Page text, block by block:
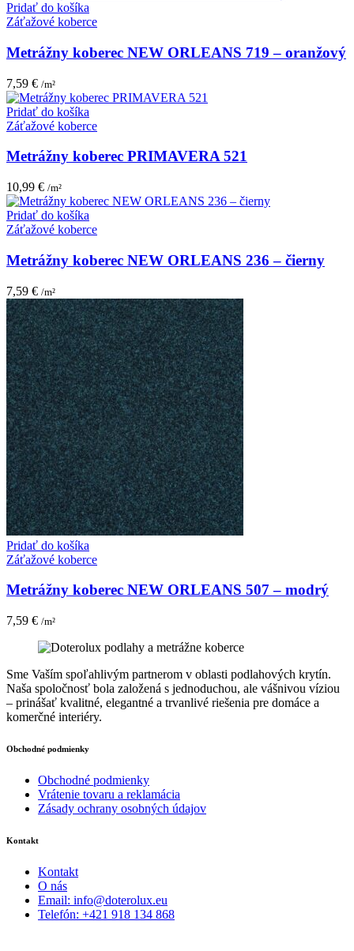
Pridať do košíka
Záťažové koberce
Metrážny koberec NEW ORLEANS 719 – oranžový
7,59 € /m²
Pridať do košíka
Záťažové koberce
Metrážny koberec PRIMAVERA 521
10,99 € /m²
Pridať do košíka
Záťažové koberce
Metrážny koberec NEW ORLEANS 236 – čierny
7,59 € /m²
Pridať do košíka
Záťažové koberce
Metrážny koberec NEW ORLEANS 507 – modrý
7,59 € /m²
Sme Vaším spoľahlivým partnerom v oblasti podlahových krytín.
Naša spoločnosť bola založená s jednoduchou, ale vášnivou víziou
– prinášať kvalitné, elegantné a trvanlivé riešenia pre domáce a
komerčné interiéry.
Obchodné podmienky
Obchodné podmienky
Vrátenie tovaru a reklamácia
Zásady ochrany osobných údajov
Kontakt
Kontakt
O nás
Email: info@doterolux.eu
Telefón: +421 918 134 868